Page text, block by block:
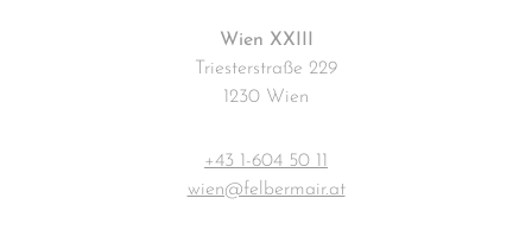
Wien XXIII
Triesterstraße 229
1230 Wien
+43 1-604 50 11
wien@felbermair.at